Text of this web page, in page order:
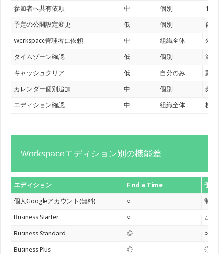
参加者へ共有依頼 中 個別 1対
予定の公開設定変更 低 個別 自
Workspace管理者に依頼 中 組織全体 外
タイムゾーン確認 低 個別 海
キャッシュクリア 低 自分のみ 動
カレンダー個別追加 中 個別 頻
エディション確認 中 組織全体 機
Workspaceエディション別の機能差
エディション Find a Time 予約
個人Googleアカウント(無料) ○ 制限
Business Starter ○ △
Business Standard ◎ ○
Business Plus ◎ ◎